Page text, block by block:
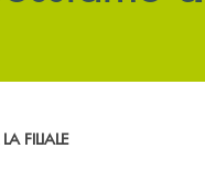
completo delle filiali .
FILIALE